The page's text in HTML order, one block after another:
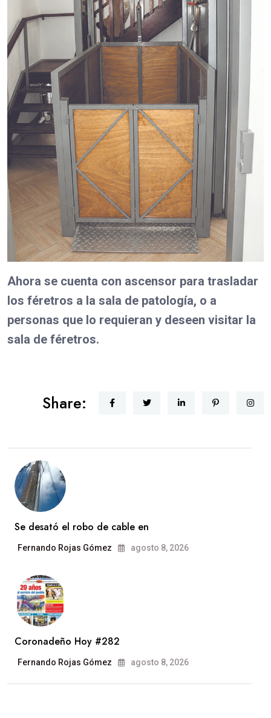
Ahora se cuenta con ascensor para trasladar
los féretros a la sala de patología, o a
personas que lo requieran y deseen visitar la
sala de féretros.
Share:
Se desató el robo de cable en
Fernando Rojas Gómez agosto 8, 2026
Coronadeño Hoy #282
Fernando Rojas Gómez agosto 8, 2026